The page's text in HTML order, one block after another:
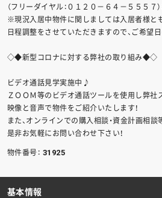
（フリーダイヤル：０１２０－６４－５５５
※現況入居中物件に関しましては入居者様と
日程調整をさせていただきますので、ご希望
◇◆新型コロナに対する弊社の取り組み◆◇
ビデオ通話見学実施中♪
ＺＯＯＭ等のビデオ通話ツールを使用し弊社
映像と音声で物件をご紹介いたします！
また、オンラインでの購入相談・資金計画相
是非お気軽にお問い合わせ下さい！
物件番号： 31925
基本情報